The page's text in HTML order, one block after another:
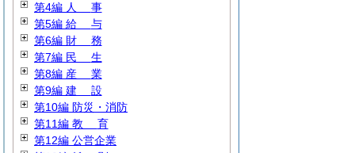
第4編 人 事
第5編 給 与
第6編 財 務
第7編 民 生
第8編 産 業
第9編 建 設
第10編 防災・消防
第11編 教 育
第12編 公営企業